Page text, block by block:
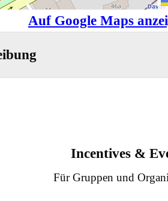
Auf Google Maps
Incentives &
Für Gruppen und